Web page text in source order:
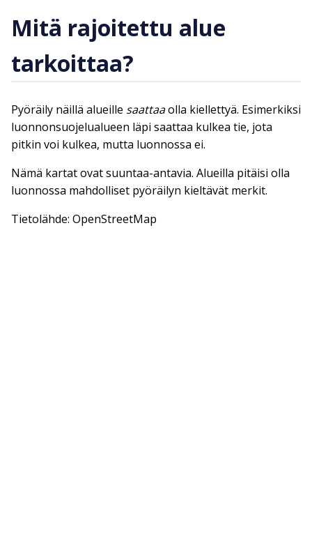
Mitä rajoitettu alue
tarkoittaa?
Pyöräily näillä alueille saattaaolla kiellettyä. Esimerkiksi
luonnonsuojelualueen läpi saattaa kulkea tie, jota
pitkin voi kulkea, mutta luonnossa ei.
Nämä kartat ovat suuntaa-antavia. Alueilla pitäisi olla
luonnossa mahdolliset pyöräilyn kieltävät merkit.
Tietolähde: OpenStreetMap